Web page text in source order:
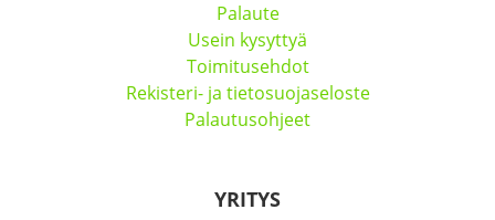
Palaute
Usein kysyttyä
Toimitusehdot
Rekisteri- ja tietosuojaseloste
Palautusohjeet
YRITYS